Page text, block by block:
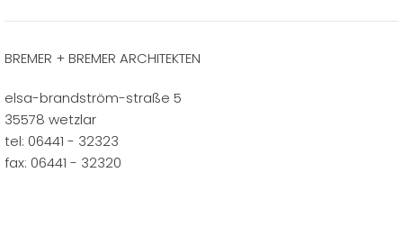
BREMER + BREMER ARCHITEKTEN
elsa-brandström-straße 5
35578 wetzlar
tel: 06441 - 32323
fax: 06441 - 32320